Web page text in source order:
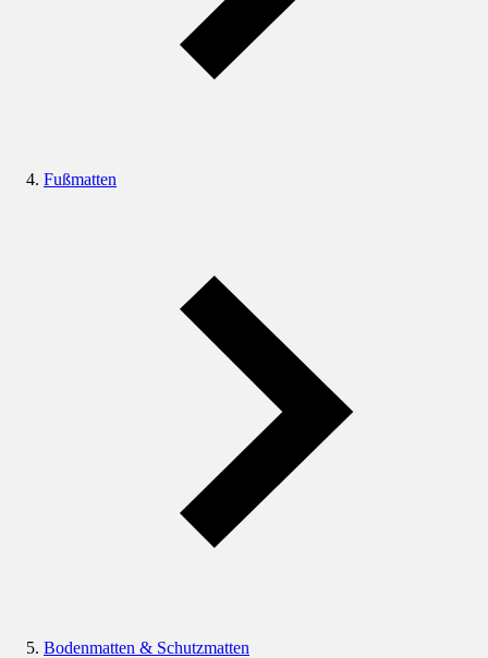
Fußmatten
Bodenmatten & Schutzmatten